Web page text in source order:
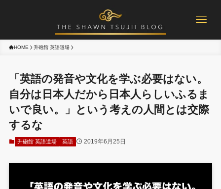
HOME 升砲館 英語道場
「英語の発音や文化を学ぶ必要はない。
自分は日本人だから日本人らしいふるま
いで良い。」という考えの人間とは交際
するな
升砲館 英語道場 英語 2019年6月25日